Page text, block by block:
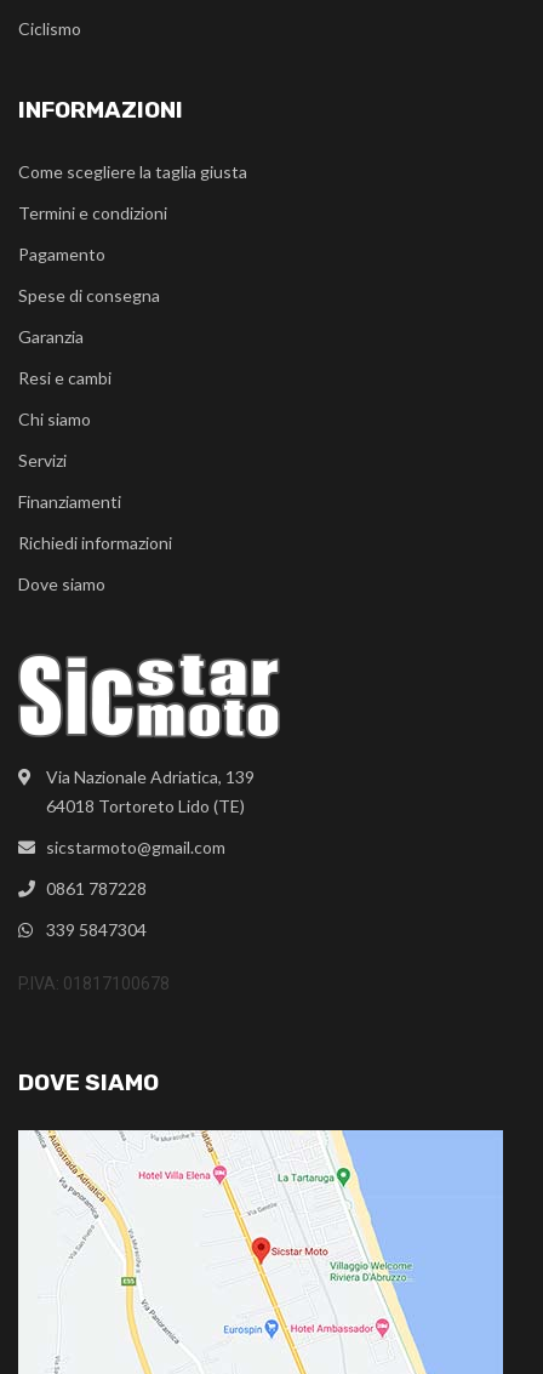
Via Nazionale Adriatica, 139
64018 Tortoreto Lido (TE)
sicstarmoto@gmail.com
0861 787228
339 5847304
P.IVA: 01817100678
Ciclismo
INFORMAZIONI
Come scegliere la taglia giusta
Termini e condizioni
Pagamento
Spese di consegna
Garanzia
Resi e cambi
Chi siamo
Servizi
Finanziamenti
Richiedi informazioni
Dove siamo
DOVE SIAMO